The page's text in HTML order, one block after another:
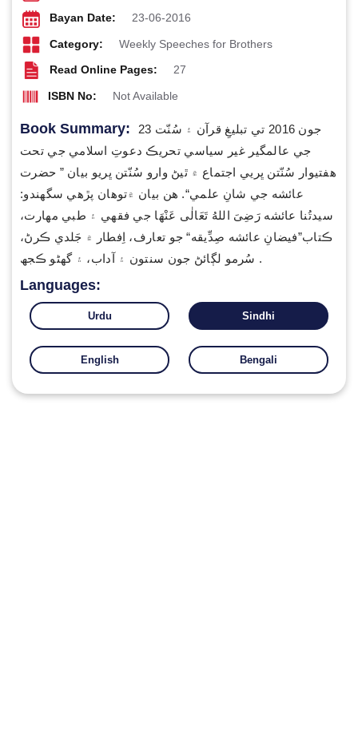
Bayan Date: 23-06-2016
Category: Weekly Speeches for Brothers
Read Online Pages: 27
ISBN No: Not Available
Book Summary:
23 جون 2016 تي تبليغِ قرآن ۽ سُنّت
جي عالمگير غير سياسي تحريڪ دعوتِ اسلامي جي تحت
هفتيوار سُنّتن ڀريي اجتماع ۾ ٿيڻ وارو سُنّتن ڀريو بيان ” حضرت
عائشه جي شانِ علمي“. هن بيان ۾توهان پڙهي سگھندو:
سيدتُنا عائشه رَضِیَ اللهُ تَعَالٰی عَنْهَا جي فقهي ۽ طبي مهارت،
ڪتاب”فيضانِ عائشه صِدِّيقه“ جو تعارف، اِفطار ۾ جَلدي ڪرڻ،
سُرمو لڳائڻ جون سنتون ۽ آداب، ۽ گھڻو ڪجھ .
Languages:
Urdu Sindhi
English Bengali